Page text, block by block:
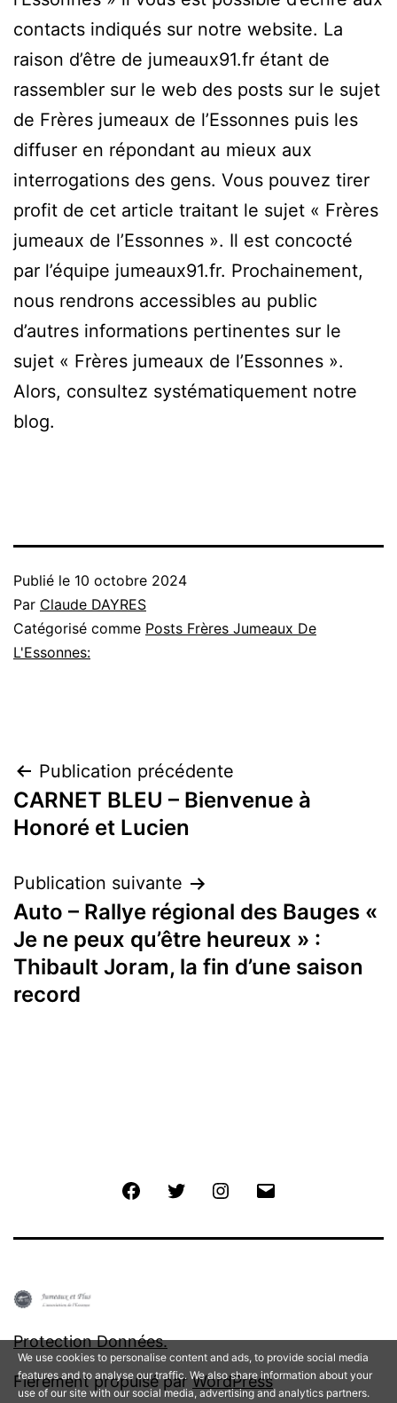
contacts indiqués sur notre website. La
raison d’être de jumeaux91.fr étant de
rassembler sur le web des posts sur le sujet
de Frères jumeaux de l’Essonnes puis les
diffuser en répondant au mieux aux
interrogations des gens. Vous pouvez tirer
profit de cet article traitant le sujet « Frères
jumeaux de l’Essonnes ». Il est concocté
par l’équipe jumeaux91.fr. Prochainement,
nous rendrons accessibles au public
d’autres informations pertinentes sur le
sujet « Frères jumeaux de l’Essonnes ».
Alors, consultez systématiquement notre
blog.
Publié le 10 octobre 2024
Par Claude DAYRES
Catégorisé comme Posts Frères Jumeaux De
L'Essonnes:
Navigation
de
Publication précédente
CARNET BLEU – Bienvenue à
Honoré et Lucien
Publication suivante
Auto – Rallye régional des Bauges «
Je ne peux qu’être heureux » :
Thibault Joram, la fin d’une saison
record
FacebookTwitter Instagram
Protection Données.
Fièrement propulsé parWordPress
We use cookies to personalise content and ads, to provide social media
features and to analyse our traffic. We also share information about your
use of our site with our social media, advertising and analytics partners.